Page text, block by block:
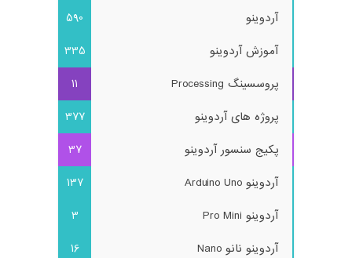
آردوینو
590
آموزش آردوینو
335
پروسسینگ Processing
11
پروژه های آردوینو
377
پکیج سنسور آردوینو
37
آردوینو Arduino Uno
137
آردوینو Pro Mini
3
آردوینو نانو Nano
16